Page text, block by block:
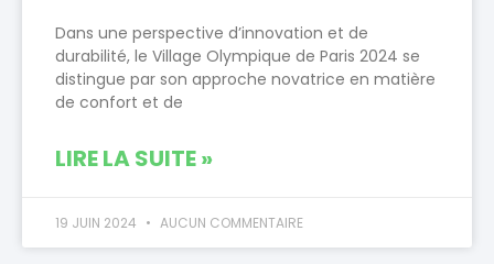
Dans une perspective d’innovation et de
durabilité, le Village Olympique de Paris 2024 se
distingue par son approche novatrice en matière
de confort et de
LIRE LA SUITE »
19 JUIN 2024 AUCUN COMMENTAIRE